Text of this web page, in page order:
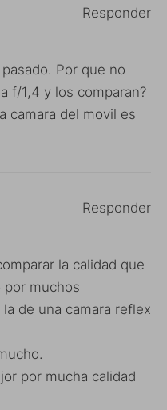
Por que no
f/1,4 y los comparan?
camara del movil es
Responder
la calidad que
por muchos
de una camara reflex
por mucha calidad
Responder